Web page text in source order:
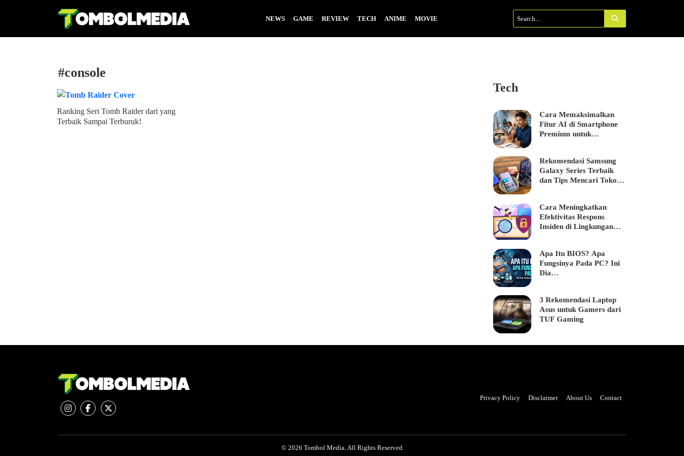
NEWS GAME REVIEW TECH ANIME MOVIE
#console
Ranking Seri Tomb Raider dari yang
Terbaik Sampai Terburuk!
Tech
Cara Memaksimalkan
Fitur AI di Smartphone
Premium untuk
Rekomendasi Samsung
Galaxy Series Terbaik
dan Tips Mencari Toko…
Cara Meningkatkan
Efektivitas Respons
Insiden di Lingkungan
Apa Itu BIOS? Apa
Fungsinya Pada PC? Ini
Dia…
3 Rekomendasi Laptop
Asus untuk Gamers dari
TUF Gaming
Privacy Policy Disclaimer About Us Contact
© 2026 Tombol Media. All Rights Reserved